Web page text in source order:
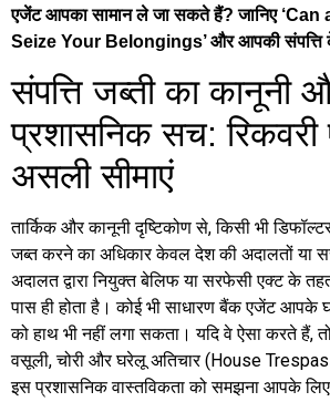
एजेंट आपका सामान ले जा सकते हैं? जानिए
Seize Your Belongings’ और आपकी संपत्ति
संपत्ति जब्ती का कानूनी
प्रशासनिक सच: रिकवरी
असली सीमाएं
तार्किक और कानूनी दृष्टिकोण से, किसी भी
जब्त करने का अधिकार केवल देश की अदालतों या
अदालत द्वारा नियुक्त बेलिफ या सरफेसी एक्ट के
पास ही होता है। कोई भी साधारण बैंक एजेंट आपके
को हाथ भी नहीं लगा सकता। यदि वे ऐसा करते हैं,
वसूली, चोरी और घरेलू अतिचार (House
इस प्रशासनिक वास्तविकता को समझना आपके